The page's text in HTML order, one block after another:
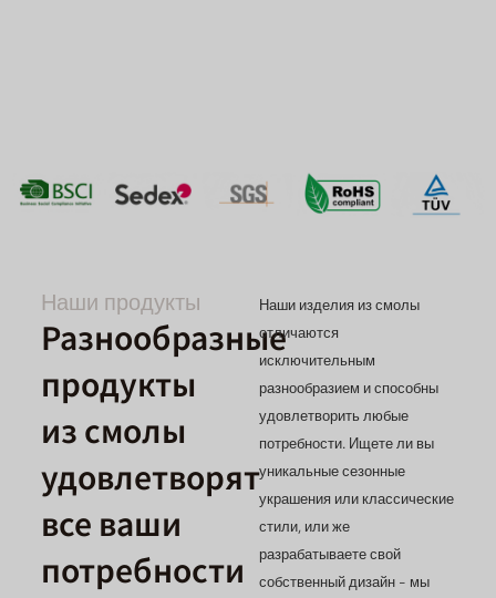
Наши продукты
Разнообразные
продукты
из смолы
удовлетворят
все ваши
потребности
Наши изделия из смолы
отличаются
исключительным
разнообразием и способны
удовлетворить любые
потребности. Ищете ли вы
уникальные сезонные
украшения или классические
стили, или же
разрабатываете свой
собственный дизайн - мы